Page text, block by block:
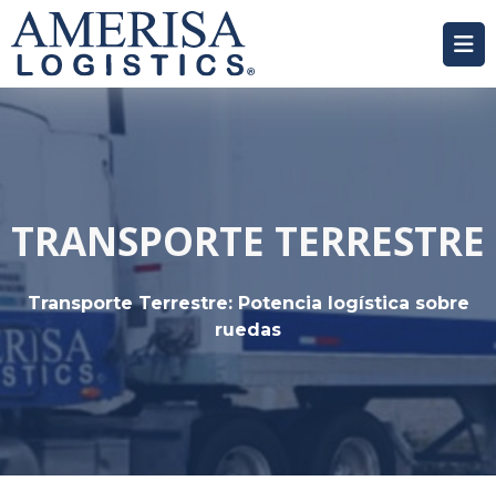
TRANSPORTE TERRESTRE
Transporte Terrestre: Potencia logística sobre
ruedas